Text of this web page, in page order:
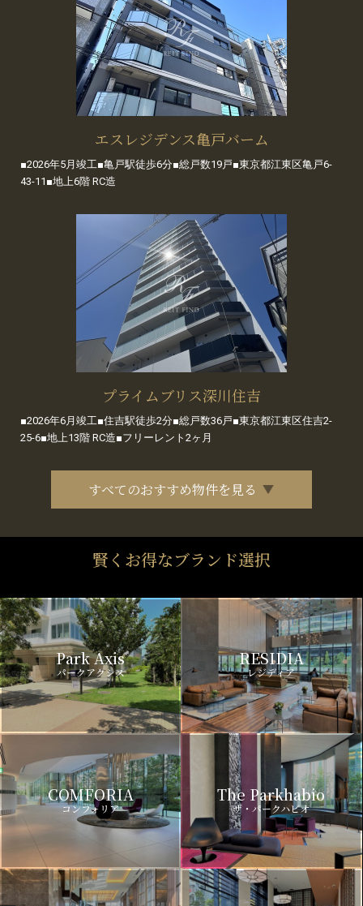
エスレジデンス亀戸バーム
■2026年5月竣工■亀戸駅徒歩6分■総戸数19戸■東京都江東区亀戸6-
43-11■地上6階 RC造
プライムブリス深川住吉
■2026年6月竣工■住吉駅徒歩2分■総戸数36戸■東京都江東区住吉2-
25-6■地上13階 RC造■フリーレント2ヶ月
すべてのおすすめ物件を見る
賢くお得なブランド選択
Park Axis
パークアクシス
RESIDIA
レジディア
COMFORIA
コンフォリア
The Parkhabio
ザ・パークハビオ